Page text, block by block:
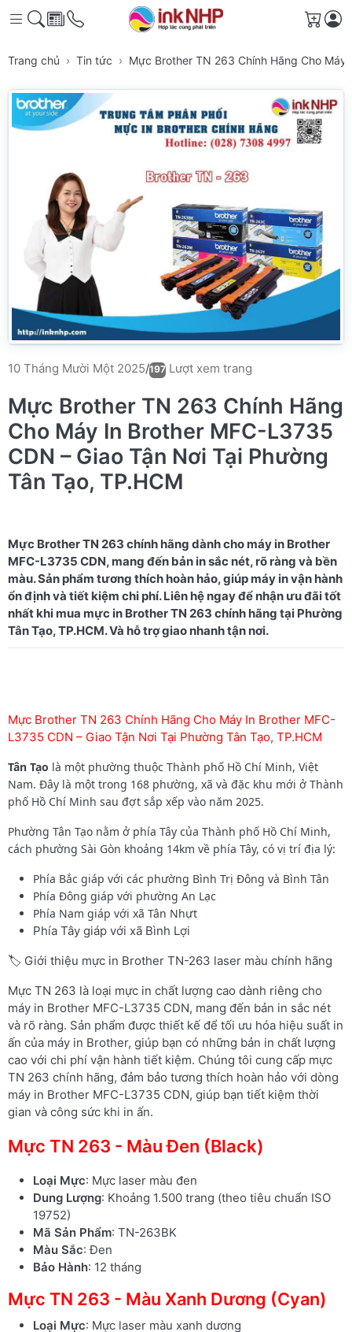
Giỏ
Trang chủ Tin tức Mực Brother TN 263 Chính Hãng Cho Máy
10 Tháng Mười Một 2025/197 Lượt xem trang
Mực Brother TN 263 Chính Hãng
Cho Máy In Brother MFC-L3735
CDN – Giao Tận Nơi Tại Phường
Tân Tạo, TP.HCM
Mực Brother TN 263 chính hãng dành cho máy in Brother
MFC-L3735 CDN, mang đến bản in sắc nét, rõ ràng và bền
màu. Sản phẩm tương thích hoàn hảo, giúp máy in vận hành
ổn định và tiết kiệm chi phí. Liên hệ ngay để nhận ưu đãi tốt
nhất khi mua mực in Brother TN 263 chính hãng tại Phường
Mực Brother TN 263 Chính Hãng Cho Máy In Brother MFC-
L3735 CDN – Giao Tận Nơi Tại Phường Tân Tạo, TP.HCM
Tân Tạo là một phường thuộc Thành phố Hồ Chí Minh, Việt
Nam. Đây là một trong 168 phường, xã và đặc khu mới ở Thành
phố Hồ Chí Minh sau đợt sắp xếp vào năm 2025.
Phường Tân Tạo nằm ở phía Tây của Thành phố Hồ Chí Minh,
cách phường Sài Gòn khoảng 14km về phía Tây, có vị trí địa lý:
Phía Bắc giáp với các phường Bình Trị Đông và Bình Tân
Phía Đông giáp với phường An Lạc
Phía Nam giáp với xã Tân Nhựt
Phía Tây giáp với xã Bình Lợi
🏷️ Giới thiệu mực in Brother TN-263 laser màu chính hãng
Mực TN 263 là loại mực in chất lượng cao dành riêng cho
máy in Brother MFC-L3735 CDN, mang đến bản in sắc nét
và rõ ràng. Sản phẩm được thiết kế để tối ưu hóa hiệu suất in
ấn của máy in Brother, giúp bạn có những bản in chất lượng
cao với chi phí vận hành tiết kiệm. Chúng tôi cung cấp mực
TN 263 chính hãng, đảm bảo tương thích hoàn hảo với dòng
máy in Brother MFC-L3735 CDN, giúp bạn tiết kiệm thời
gian và công sức khi in ấn.
Mực TN 263 - Màu Đen (Black)
Loại Mực: Mực laser màu đen
Dung Lượng: Khoảng 1.500 trang (theo tiêu chuẩn ISO
19752)
Mã Sản Phẩm: TN-263BK
Màu Sắc: Đen
Bảo Hành: 12 tháng
Mực TN 263 - Màu Xanh Dương (Cyan)
Loại Mực: Mực laser màu xanh dương